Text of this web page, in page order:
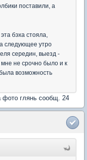
поставили, а
бэха стояла,
следующее утро
середин, выезд -
мне не срочно было и к
возможность
фото глянь сообщ. 24